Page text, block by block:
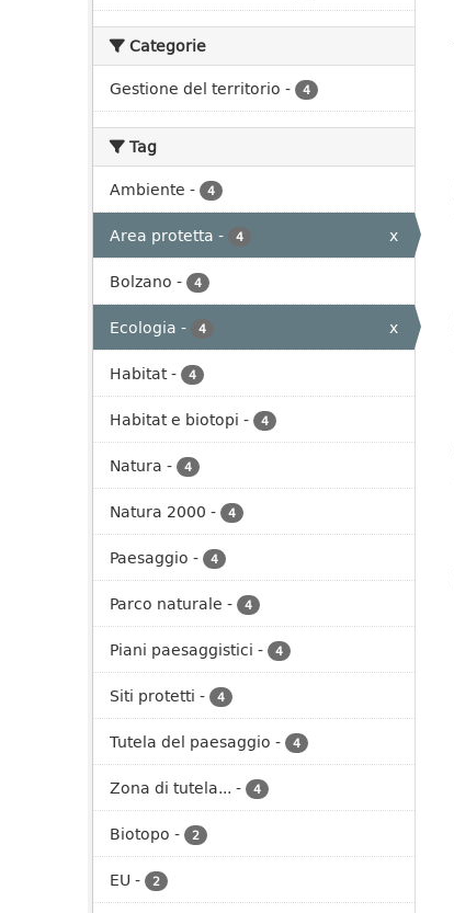
Categorie
Gestione del territorio - 4
Tag
Ambiente - 4
Area protetta - 4
x
Bolzano - 4
Ecologia - 4
x
Habitat- 4
Habitat e biotopi - 4
Natura - 4
Natura 2000 - 4
Paesaggio - 4
Parco naturale - 4
Piani paesaggistici - 4
Siti protetti - 4
Tutela del paesaggio - 4
Zona di tutela... - 4
Biotopo - 2
EU - 2